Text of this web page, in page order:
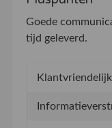
Goede
tijd geleverd.